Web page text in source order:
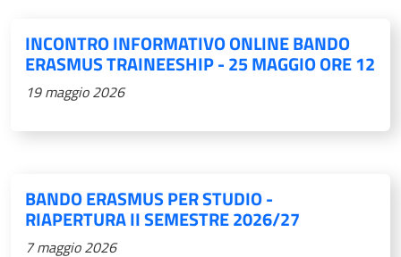
INCONTRO INFORMATIVO ONLINE BANDO
ERASMUS TRAINEESHIP - 25 MAGGIO ORE 12
19 maggio 2026
BANDO ERASMUS PER STUDIO -
RIAPERTURA II SEMESTRE 2026/27
7 maggio 2026